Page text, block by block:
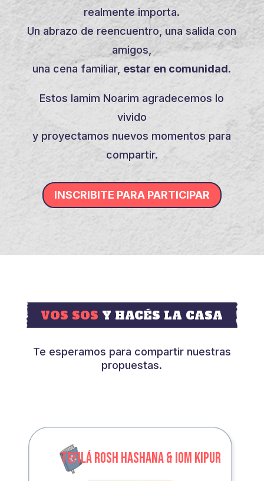
realmente importa.
Un abrazo de reencuentro, una salida con
amigos,
una cena familiar, estar en comunidad.
Estos Iamim Noarim agradecemos lo
vivido
y proyectamos nuevos momentos para
compartir.
INSCRIBITE PARA PARTICIPAR
VOS SOS Y HACÉS LA CASA
Te esperamos para compartir nuestras
propuestas.
TEFILÁ ROSH HASHANA & IOM KIPUR